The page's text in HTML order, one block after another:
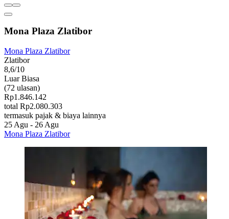
Mona Plaza Zlatibor
Mona Plaza Zlatibor
Zlatibor
8,6/10
Luar Biasa
(72 ulasan)
Rp1.846.142
total Rp2.080.303
termasuk pajak & biaya lainnya
25 Agu - 26 Agu
Mona Plaza Zlatibor